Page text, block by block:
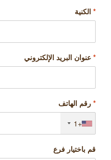
* الكنية
* عنوان البريد الإلكتروني
* رقم الهاتف
+1
قم باختيار فرع